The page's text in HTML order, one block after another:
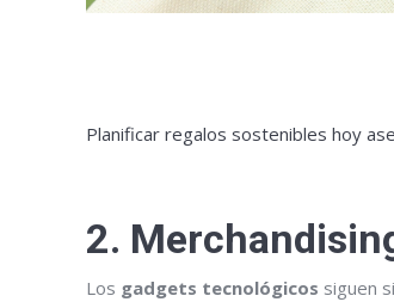
Planificar regalos sostenibles hoy
2.
Los gadgets tecnológicos siguen